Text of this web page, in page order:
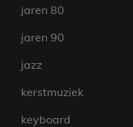
jaren 80
jaren 90
jazz
kerstmuziek
keyboard